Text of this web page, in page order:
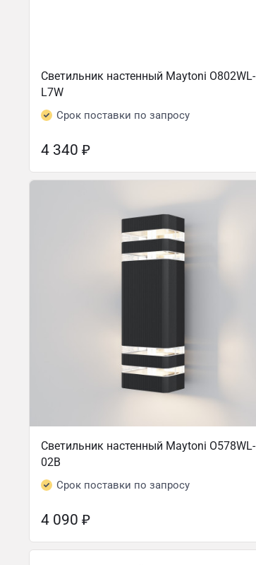
Светильник настенный Maytoni O802WL-
L7W
Срок поставки по запросу
4 340 ₽
Светильник настенный Maytoni O578WL-
02B
Срок поставки по запросу
4 090 ₽